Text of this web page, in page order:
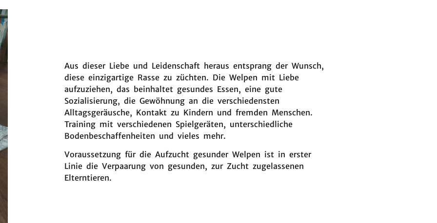
Aus dieser Liebe und Leidenschaft heraus entsprang der Wunsch,
diese einzigartige Rasse zu züchten. Die Welpen mit Liebe
aufzuziehen, das beinhaltet gesundes Essen, eine gute
Sozialisierung, die Gewöhnung an die verschiedensten
Alltagsgeräusche, Kontakt zu Kindern und fremden Menschen.
Training mit verschiedenen Spielgeräten, unterschiedliche
Bodenbeschaffenheiten und vieles mehr.
Voraussetzung für die Aufzucht gesunder Welpen ist in erster
Linie die Verpaarung von gesunden, zur Zucht zugelassenen
Elterntieren.